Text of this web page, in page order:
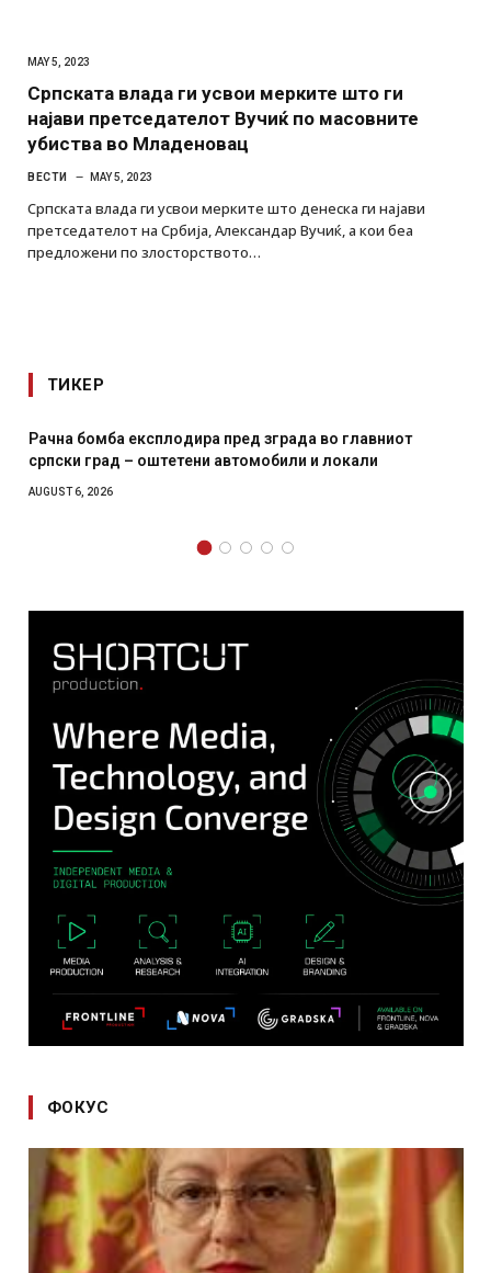
MAY 5, 2023
Српската влада ги усвои мерките што ги
најави претседателот Вучиќ по масовните
убиства во Младеновац
ВЕСТИ MAY 5, 2023
Српската влада ги усвои мерките што денеска ги најави
претседателот на Србија, Александар Вучиќ, а кои беа
предложени по злосторството…
ТИКЕР
Рачна бомба експлодира пред зграда во главниот
српски град – оштетени автомобили и локали
AUGUST 6, 2026
ФОКУС